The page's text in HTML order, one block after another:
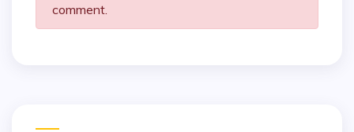
comment.